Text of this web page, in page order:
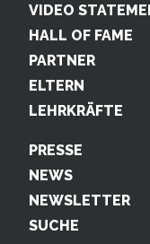
VIDEO
HALL OF FAME
PARTNER
ELTERN
LEHRKRÄFTE
PRESSE
NEWS
NEWSLETTER
SUCHE